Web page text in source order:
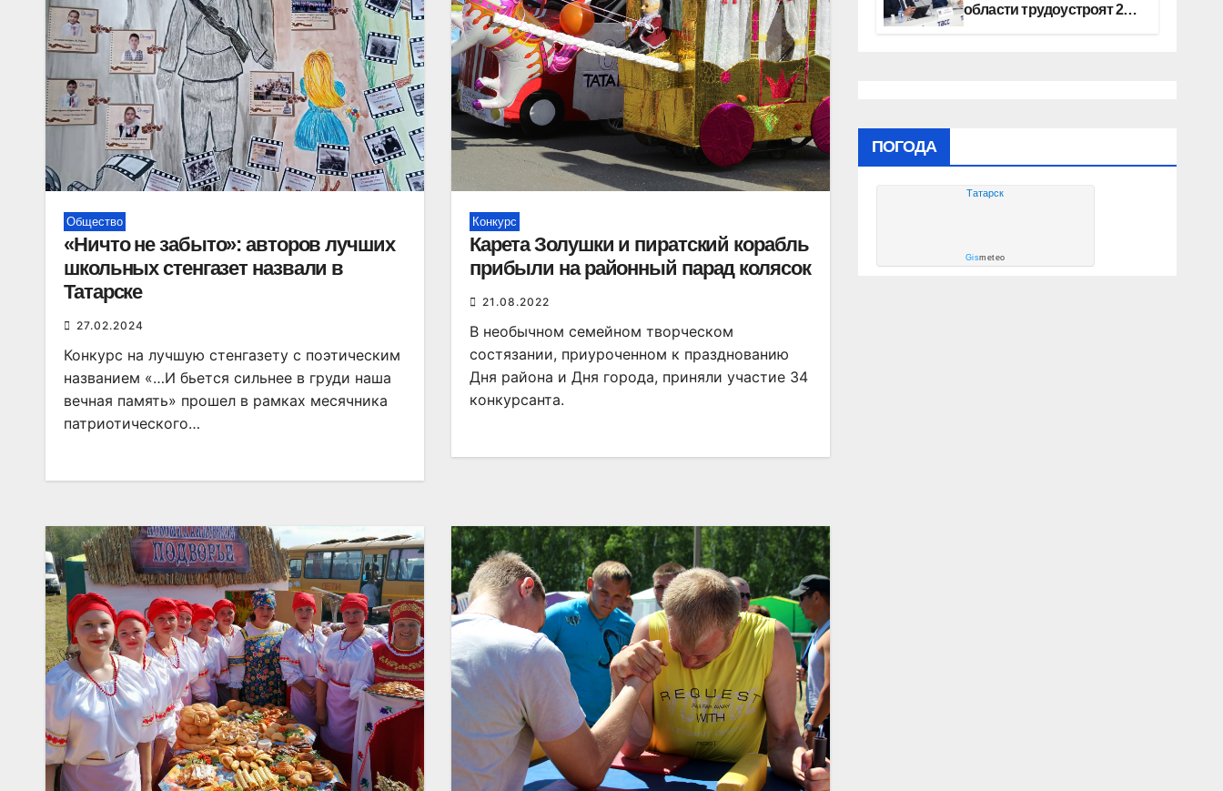
Общество
«Ничто не забыто»: авторов лучших
школьных стенгазет назвали в
Татарске
27.02.2024
Конкурс на лучшую стенгазету с поэтическим
названием «…И бьется сильнее в груди наша
вечная память» прошел в рамках месячника
патриотического…
Конкурс
Карета Золушки и пиратский корабль
прибыли на районный парад колясок
21.08.2022
В необычном семейном творческом
состязании, приуроченном к празднованию
Дня района и Дня города, приняли участие 34
конкурсанта.
области трудоустроят 20
работников культуры
ПОГОДА
Татарск
Gismeteo